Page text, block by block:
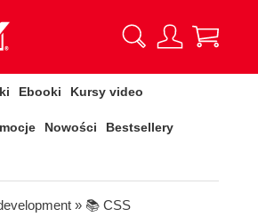
Ebooki Kursy video
Nowości Bestsellery
» 📚 CSS